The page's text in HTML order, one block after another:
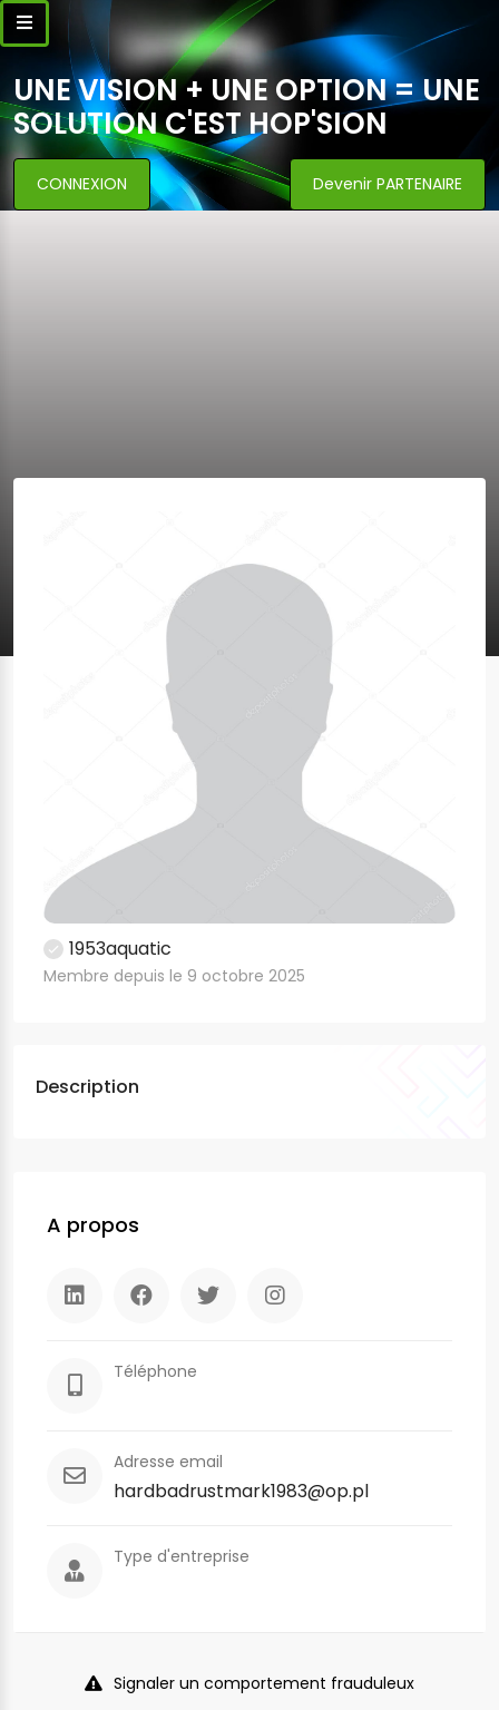
UNE VISION + UNE OPTION = UNE
SOLUTION C'EST HOP'SION
CONNEXION Devenir PARTENAIRE
1953aquatic
Membre depuis le 9 octobre 2025
Description
A propos
Téléphone
Adresse email
hardbadrustmark1983@op.pl
Type d'entreprise
Signaler un comportement frauduleux